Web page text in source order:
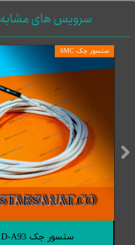
سنسور جک SMC D-A93
سنسور جک SMC
سرویس های مشابه